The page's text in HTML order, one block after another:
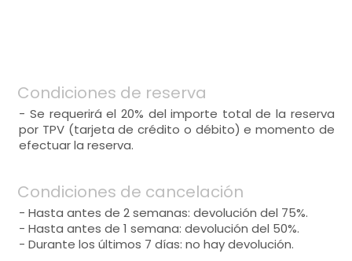
Condiciones de reserva
- Se requerirá el 20% del importe total de la reserva
por TPV (tarjeta de crédito o débito) e momento de
efectuar la reserva.
Condiciones de cancelación
- Hasta antes de 2 semanas: devolución del 75%.
- Hasta antes de 1 semana: devolución del 50%.
- Durante los últimos 7 días: no hay devolución.